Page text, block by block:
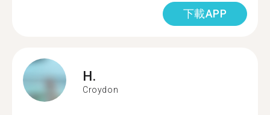
下載APP
H.
Croydon